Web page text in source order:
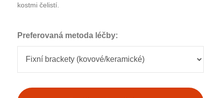
kostmi čelistí.
Preferovaná metoda léčby: